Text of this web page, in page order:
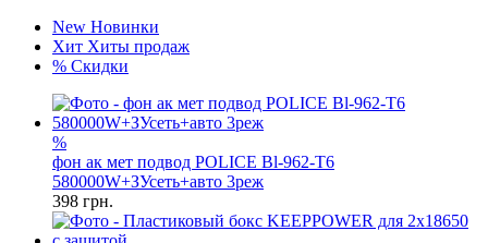
New Новинки
Хит Хиты продаж
% Скидки
%
фон ак мет подвод POLICE Bl-962-T6
580000W+ЗУсеть+авто 3реж
398 грн.